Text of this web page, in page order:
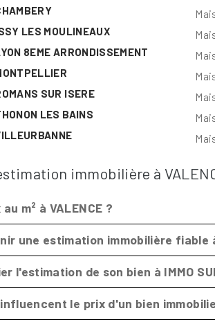
LES MOULINEAUX
8EME ARRONDISSEMENT
SUR ISERE
LES BAINS
immobilière à
m² à VALENCE ?
une estimation immobilière fiable
l'estimation de son bien à IMMO
le prix d'un bien